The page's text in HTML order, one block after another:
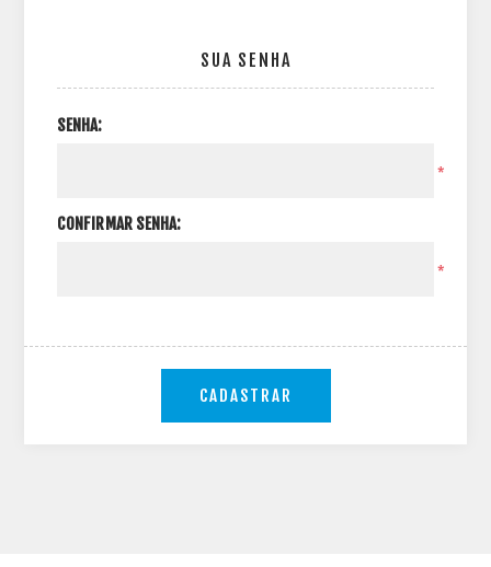
SUA SENHA
SENHA:
*
CONFIRMAR SENHA:
*
CADASTRAR